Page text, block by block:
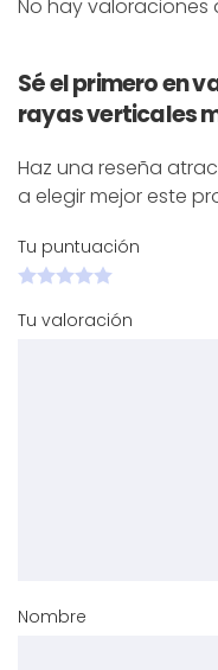
No hay valoraciones
Sé el primero en
rayas verticales
Haz una reseña
a elegir mejor este
Tu puntuación
Tu valoración
Nombre